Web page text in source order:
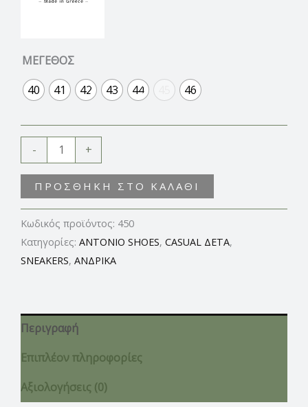
ΜΕΓΕΘΟΣ
40
41 42 43 44 46
- +
ΠΡΟΣΘΉΚΗ ΣΤΟ ΚΑΛΆΘΙ
Κωδικός προϊόντος: 450
Κατηγορίες: ANTONIO SHOES, CASUAL ΔΕΤΑ,
SNEAKERS, ΑΝΔΡΙΚΑ
Περιγραφή
Επιπλέον πληροφορίες
Αξιολογήσεις (0)